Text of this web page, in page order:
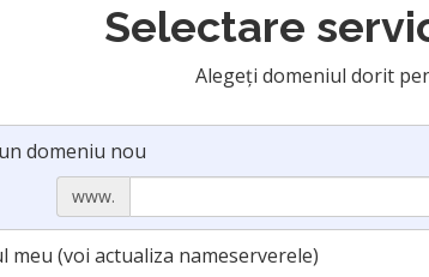
Selectare
Alegeți domeniul dorit
domeniu nou
www.
meu (voi actualiza nameserverele)